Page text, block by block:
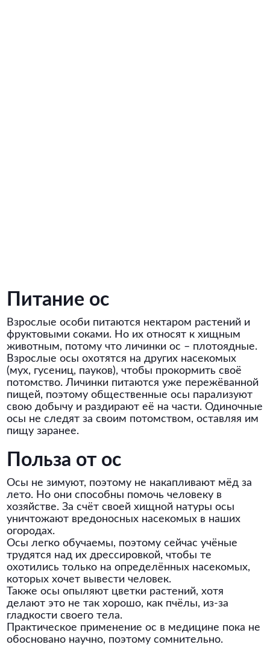
Питание ос
Взрослые особи питаются нектаром растений и
фруктовыми соками. Но их относят к хищным
животным, потому что личинки ос – плотоядные.
Взрослые осы охотятся на других насекомых
(мух, гусениц, пауков), чтобы прокормить своё
потомство. Личинки питаются уже пережёванной
пищей, поэтому общественные осы парализуют
свою добычу и раздирают её на части. Одиночные
осы не следят за своим потомством, оставляя им
пищу заранее.
Польза от ос
Осы не зимуют, поэтому не накапливают мёд за
лето. Но они способны помочь человеку в
хозяйстве. За счёт своей хищной натуры осы
уничтожают вредоносных насекомых в наших
огородах.
Осы легко обучаемы, поэтому сейчас учёные
трудятся над их дрессировкой, чтобы те
охотились только на определённых насекомых,
которых хочет вывести человек.
Также осы опыляют цветки растений, хотя
делают это не так хорошо, как пчёлы, из-за
гладкости своего тела.
Практическое применение ос в медицине пока не
обосновано научно, поэтому сомнительно.